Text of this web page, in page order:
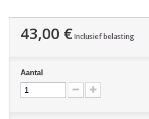
43,00 €Inclusief belasting
Aantal